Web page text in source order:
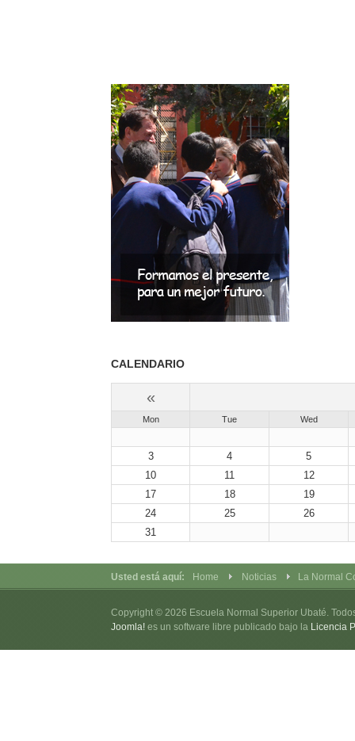
CALENDARIO
«
Mon Tue Wed
3 4
5
10
11
12
17
18
19
24
25
26
31
Usted está aquí: Home Noticias La Normal
Copyright © 2026 Escuela Normal Superior Ubaté.
Joomla! es un software libre publicado bajo la Licencia